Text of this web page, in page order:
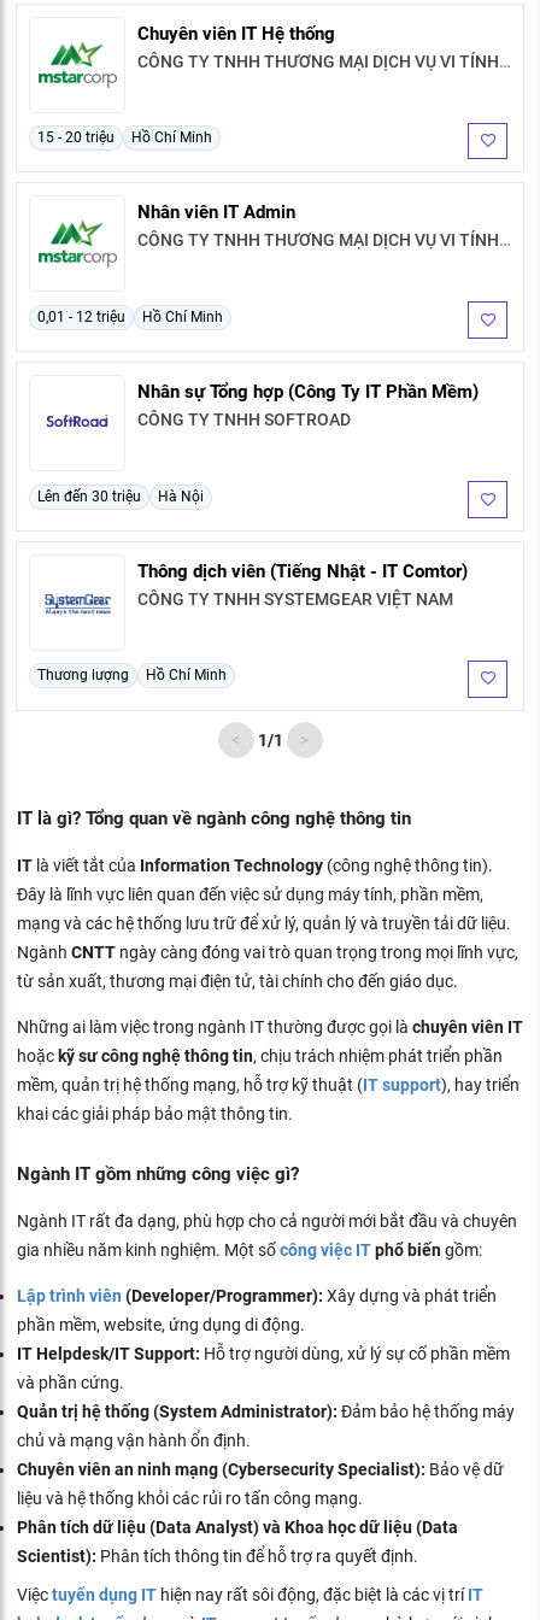
Tử vi nghề nghiệp
HƯỚNG NGHIỆP VIỆC LÀM
Xu hướng việc làm
NHÂN SỰ
TUYỂN DỤNG VIỆC LÀM
Chuyên viên IT Hệ thống
CÔNG TY TNHH THƯƠNG MẠI DỊCH VỤ VI TÍNH
15 - 20 triệu Hồ Chí Minh
Nhân viên IT Admin
CÔNG TY TNHH THƯƠNG MẠI DỊCH VỤ VI TÍNH
0,01 - 12 triệu Hồ Chí Minh
Nhân sự Tổng hợp (Công Ty IT Phần Mềm)
CÔNG TY TNHH SOFTROAD
Lên đến 30 triệu Hà Nội
Thông dịch viên (Tiếng Nhật - IT Comtor)
CÔNG TY TNHH SYSTEMGEAR VIỆT NAM
Thương lượng Hồ Chí Minh
< 1/1 >
IT là gì? Tổng quan về ngành công nghệ thông tin
IT là viết tắt của Information Technology (công nghệ thông tin).
Đây là lĩnh vực liên quan đến việc sử dụng máy tính, phần mềm,
mạng và các hệ thống lưu trữ để xử lý, quản lý và truyền tải dữ liệu.
Ngành CNTT ngày càng đóng vai trò quan trọng trong mọi lĩnh vực,
từ sản xuất, thương mại điện tử, tài chính cho đến giáo dục.
Những ai làm việc trong ngành IT thường được gọi là chuyên viên IT
hoặc kỹ sư công nghệ thông tin, chịu trách nhiệm phát triển phần
mềm, quản trị hệ thống mạng, hỗ trợ kỹ thuật (IT support), hay triển
khai các giải pháp bảo mật thông tin.
Ngành IT gồm những công việc gì?
Ngành IT rất đa dạng, phù hợp cho cả người mới bắt đầu và chuyên
gia nhiều năm kinh nghiệm. Một sốcông việc ITphổ biếngồm:
Lập trình viên (Developer/Programmer): Xây dựng và phát triển
phần mềm, website, ứng dụng di động.
IT Helpdesk/IT Support: Hỗ trợ người dùng, xử lý sự cố phần mềm
và phần cứng.
Quản trị hệ thống (System Administrator): Đảm bảo hệ thống máy
chủ và mạng vận hành ổn định.
Chuyên viên an ninh mạng (Cybersecurity Specialist): Bảo vệ dữ
liệu và hệ thống khỏi các rủi ro tấn công mạng.
Phân tích dữ liệu (Data Analyst) và Khoa học dữ liệu (Data
Scientist): Phân tích thông tin để hỗ trợ ra quyết định.
Việctuyển dụng IT hiện nay rất sôi động, đặc biệt là các vị tríIT